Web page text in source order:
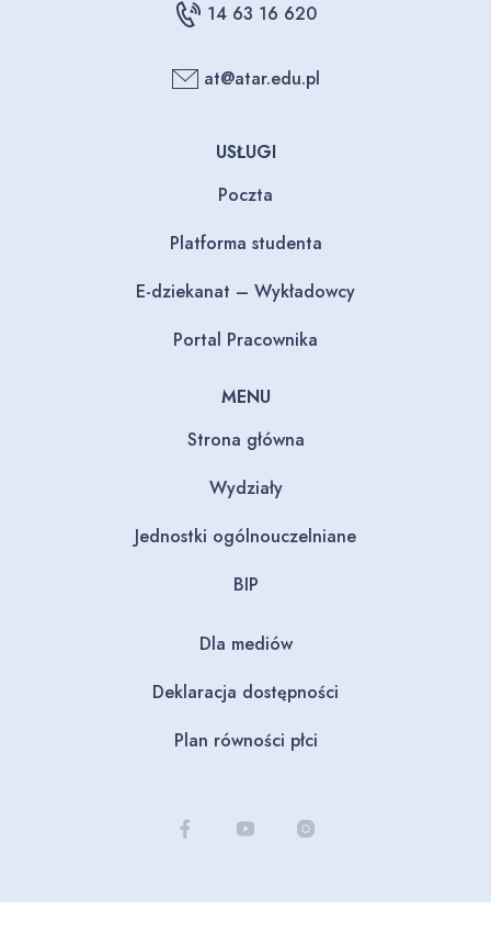
14 63 16 620
at@atar.edu.pl
USŁUGI
Poczta
Platforma studenta
E-dziekanat – Wykładowcy
Portal Pracownika
MENU
Strona główna
Wydziały
Jednostki ogólnouczelniane
BIP
Dla mediów
Deklaracja dostępności
Plan równości płci